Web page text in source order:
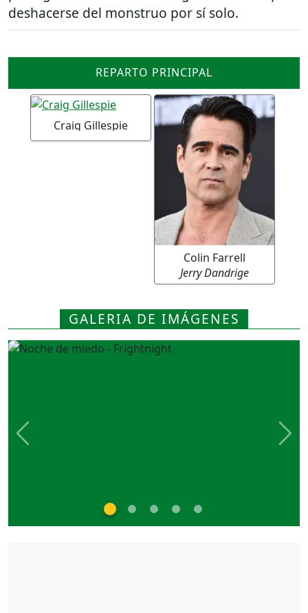
deshacerse del monstruo por sí solo.
REPARTO PRINCIPAL
Craig Gillespie
Colin Farrell
Jerry Dandrige
GALERIA DE IMÁGENES
Previous Next